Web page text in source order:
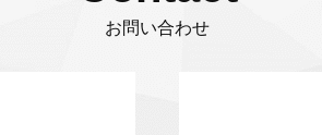
お問い合わせ